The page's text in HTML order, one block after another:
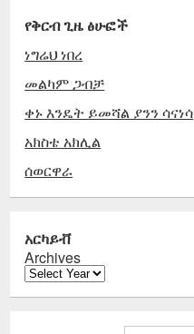
የቅርብ ጊዜ ፅሁፎች
ነግሬህ ነበረ
መልካም ጋብቻ
ቀኑ እንዴት ይመሻል ያንን ሳናነሳ
አክስቴ አክሊል
ሰወርዋራ
አርካይቭ
Archives